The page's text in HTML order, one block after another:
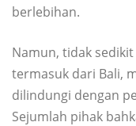
berlebihan.
Namun, tidak
termasuk dari Bali,
dilindungi dengan
Sejumlah pihak